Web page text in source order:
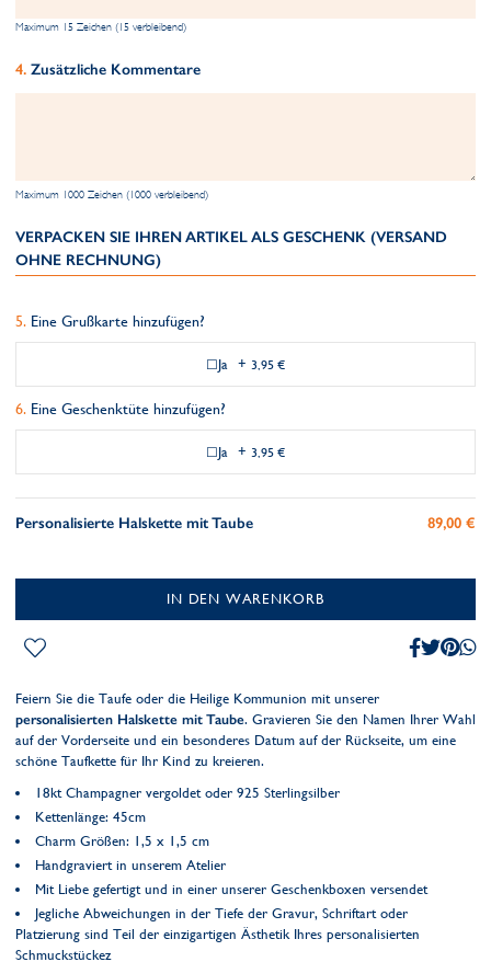
Maximum 15 Zeichen (15 verbleibend)
Zusätzliche Kommentare
Maximum 1000 Zeichen (1000 verbleibend)
VERPACKEN SIE IHREN ARTIKEL ALS GESCHENK (VERSAND
OHNE RECHNUNG)
Eine Grußkarte hinzufügen?
Ja + 3,95 €
Eine Geschenktüte hinzufügen?
Ja + 3,95 €
Personalisierte Halskette mit Taube 89,00 €
IN DEN WARENKORB
Feiern Sie die Taufe oder die Heilige Kommunion mit unserer
personalisierten Halskette mit Taube. Gravieren Sie den Namen Ihrer Wahl
auf der Vorderseite und ein besonderes Datum auf der Rückseite, um eine
schöne Taufkette für Ihr Kind zu kreieren.
18kt Champagner vergoldet oder 925 Sterlingsilber
Kettenlänge: 45cm
Charm Größen: 1,5 x 1,5 cm
Handgraviert in unserem Atelier
Mit Liebe gefertigt und in einer unserer Geschenkboxen versendet
Jegliche Abweichungen in der Tiefe der Gravur, Schriftart oder
Platzierung sind Teil der einzigartigen Ästhetik Ihres personalisierten
Schmuckstückez